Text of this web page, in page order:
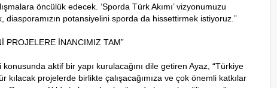
öncülük edecek. ‘Sporda Türk Akımı’ vizyonumuzu
diasporamızın potansiyelini sporda da hissettirmek istiyoruz.”
PROJELERE İNANCIMIZ TAM”
aktif bir yapı kurulacağını dile getiren Ayaz, “Türkiye
kılacak projelerde birlikte çalışacağımıza ve çok önemli katkılar